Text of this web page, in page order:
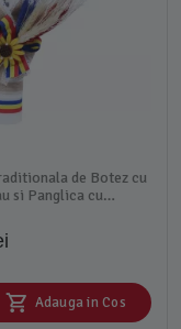
de Botez cu
si Panglica cu
Adauga in Cos